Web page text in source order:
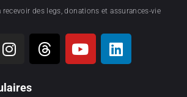
des legs, donations et assurances-vie